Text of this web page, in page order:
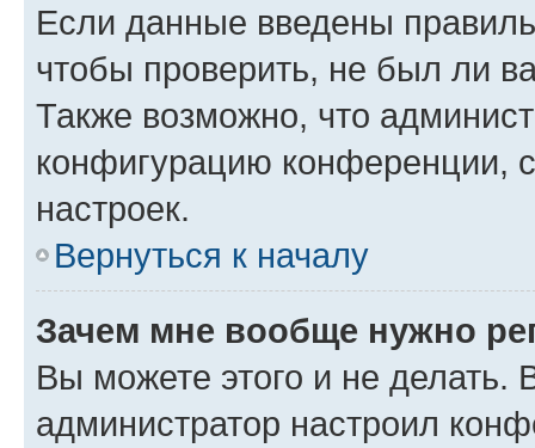
Если данные введены
чтобы проверить, не был ли
Также возможно, что
конфигурацию конференции,
настроек.
Вернуться к началу
Зачем мне вообще нужно
Вы можете этого и не делать.
администратор настроил